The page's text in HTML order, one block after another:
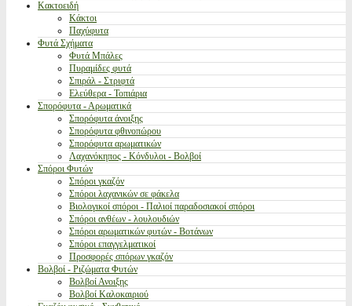
Κακτοειδή
Κάκτοι
Παχύφυτα
Φυτά Σχήματα
Φυτά Μπάλες
Πυραμίδες φυτά
Σπιράλ - Στριφτά
Ελεύθερα - Τοπιάρια
Σπορόφυτα - Αρωματικά
Σπορόφυτα άνοιξης
Σπορόφυτα φθινοπώρου
Σπορόφυτα αρωματικών
Λαχανόκηπος - Κόνδυλοι - Βολβοί
Σπόροι Φυτών
Σπόροι γκαζόν
Σπόροι λαχανικών σε φάκελα
Βιολογικοί σπόροι - Παλιοί παραδοσιακοί σπόροι
Σπόροι ανθέων - λουλουδιών
Σπόροι αρωματικών φυτών - Βοτάνων
Σπόροι επαγγελματικοί
Προσφορές σπόρων γκαζόν
Βολβοί - Ριζώματα Φυτών
Βολβοί Ανοιξης
Βολβοί Καλοκαιριού